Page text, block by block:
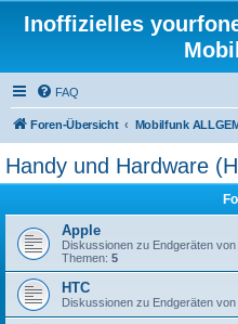
Inoffizielles
FAQ
Foren-Übersicht Mobilfunk
Handy und Hardware
Apple
Diskussionen zu Endgeräten von
Themen: 5
HTC
Diskussionen zu Endgeräten